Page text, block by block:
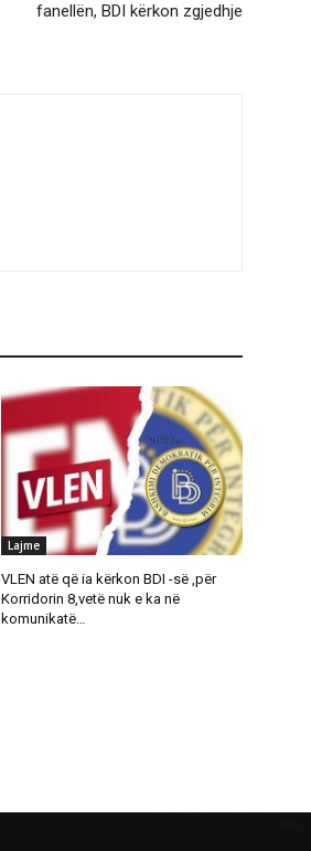
fanellën, BDI kërkon zgjedhje
Lajme
VLEN atë që ia kërkon BDI -së ,për
Korridorin 8,vetë nuk e ka në
komunikatë…